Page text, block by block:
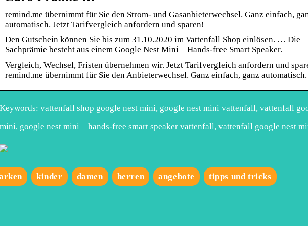
remind.me übernimmt für Sie den Strom- und Gasanbieterwechsel. Ganz einfach,
automatisch. Jetzt Tarifvergleich anfordern und sparen!
Den Gutschein können Sie bis zum 31.10.2020 im Vattenfall Shop einlösen. … Die
Sachprämie besteht aus einem Google Nest Mini – Hands-free Smart Speaker.
Vergleich, Wechsel, Fristen übernehmen wir. Jetzt Tarifvergleich anfordern und
remind.me übernimmt für Sie den Anbieterwechsel. Ganz einfach, ganz automatisch.
Keywords: vattenfall shop google nest mini, google nest mini vattenfall, vattenfall
mini, google nest mini – hands-free smart speaker vattenfall, vattenfall google nest
kinder damen herren angebote tipps und tricks